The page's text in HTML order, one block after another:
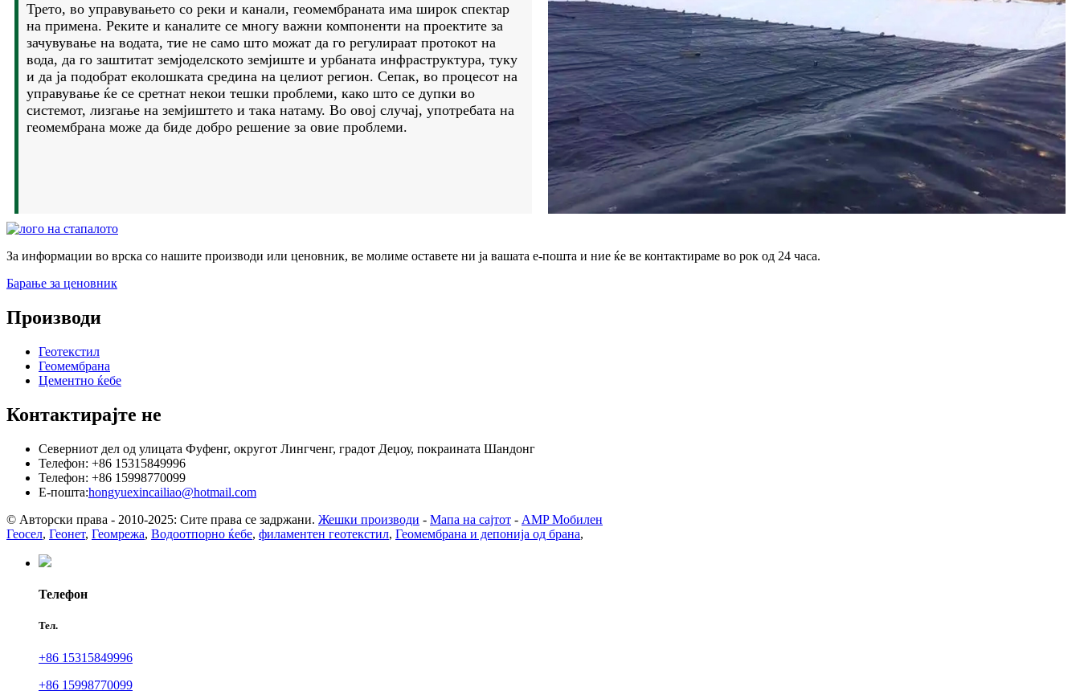
Трето, во управувањето со реки и канали, геомембраната има широк спектар
на примена. Реките и каналите се многу важни компоненти на проектите за
зачувување на водата, тие не само што можат да го регулираат протокот на
вода, да го заштитат земјоделското земјиште и урбаната инфраструктура, туку
и да ја подобрат еколошката средина на целиот регион. Сепак, во процесот на
управување ќе се сретнат некои тешки проблеми, како што се дупки во
системот, лизгање на земјиштето и така натаму. Во овој случај, употребата на
геомембрана може да биде добро решение за овие проблеми.
За информации во врска со нашите производи или ценовник, ве молиме оставете ни ја вашата е-пошта и ние ќе ве контактираме во рок од 24 часа.
Барање за ценовник
Производи
Геотекстил
Геомембрана
Цементно ќебе
Контактирајте не
Северниот дел од улицата Фуфенг, округот Лингченг, градот Деџоу, покраината Шандонг
Телефон: +86 15315849996
Телефон: +86 15998770099
Е-пошта:hongyuexincailiao@hotmail.com
© Авторски права - 2010-2025: Сите права се задржани. Жешки производи - Мапа на сајтот - AMP Мобилен
Геосел, Геонет, Геомрежа, Водоотпорно ќебе, филаментен геотекстил, Геомембрана и депонија од брана,
Телефон
Тел.
+86 15315849996
+86 15998770099